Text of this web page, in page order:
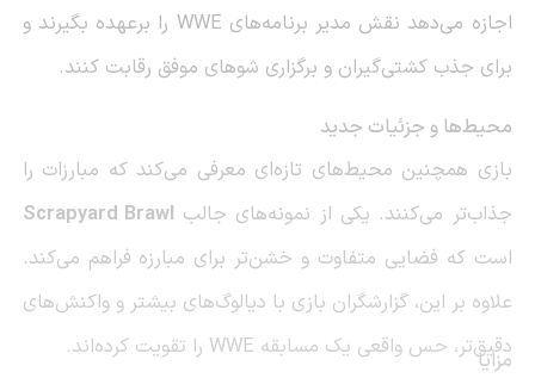
اجازه می‌دهد نقش مدیر برنامه‌های WWE را برعهده بگیرند و
برای جذب کشتی‌گیران و برگزاری شوهای موفق رقابت کنند.
محیط‌ها و جزئیات جدید
بازی همچنین محیط‌های تازه‌ای معرفی می‌کند که مبارزات را
جذاب‌تر می‌کنند. یکی از نمونه‌های جالب Scrapyard Brawl
است که فضایی متفاوت و خشن‌تر برای مبارزه فراهم می‌کند.
علاوه بر این، گزارشگران بازی با دیالوگ‌های بیشتر و واکنش‌های
دقیق‌تر، حس واقعی یک مسابقه WWE را تقویت کرده‌اند.
مزایا